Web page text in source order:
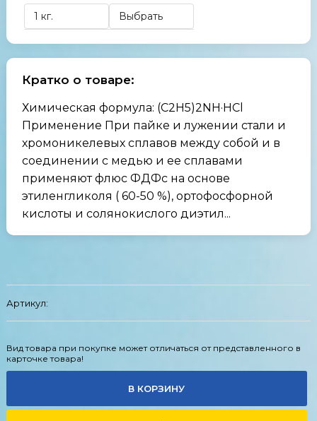
Кратко о товаре:
Химическая формула: (C2H5)2NH·HCl
Применение При пайке и лужении стали и
хромоникелевых сплавов между собой и в
соединении с медью и ее сплавами
применяют флюс ФДФс на основе
этиленгликоля ( 60-50 %), ортофосфорной
кислоты и солянокислого диэтил...
Артикул:
Вид товара при покупке может отличаться от представленного в
карточке товара!
В КОРЗИНУ